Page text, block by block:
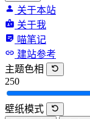
关于本站
关于我
喵笔记
建站参考
主题色相
250
壁纸模式